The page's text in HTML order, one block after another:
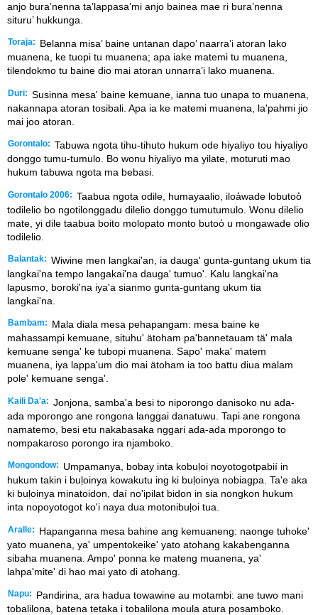
anjo bura’nenna ta’lappasa’mi anjo bainea mae ri bura’nenna
situru’ hukkunga.
Toraja:
Belanna misa’ baine untanan dapo’ naarra’i atoran lako
muanena, ke tuopi tu muanena; apa iake matemi tu muanena,
tilendokmo tu baine dio mai atoran unnarra’i lako muanena.
Duri: Susinna mesa' baine kemuane, ianna tuo unapa to muanena,
nakannapa atoran tosibali. Apa ia ke matemi muanena, la'pahmi jio
mai joo atoran.
Gorontalo: Tabuwa ngota tihu-tihuto hukum ode hiyaliyo tou hiyaliyo
donggo tumu-tumulo. Bo wonu hiyaliyo ma yilate, moturuti mao
hukum tabuwa ngota ma bebasi.
Gorontalo 2006: Taabua ngota odile, humayaalio, iloa̒wade lobutoo̒
todilelio bo ngotilonggadu dilelio donggo tumutumulo. Wonu dilelio
mate, yi dile taabua boito molopato monto butoo̒ u mongawade olio
todilelio.
Balantak: Wiwine men langkai'an, ia dauga' gunta-guntang ukum tia
langkai'na tempo langakai'na dauga' tumuo'. Kalu langkai'na
lapusmo, boroki'na iya'a sianmo gunta-guntang ukum tia
langkai'na.
Bambam:
Mala diala mesa pehapangam: mesa baine ke
mahassampi kemuane, situhu' ätoham pa'bannetauam tä' mala
kemuane senga' ke tubopi muanena. Sapo' maka' matem
muanena, iya lappa'um dio mai ätoham ia too battu diua malam
pole' kemuane senga'.
Kaili Da'a: Jonjona, samba'a besi to niporongo danisoko nu ada-
ada mporongo ane rongona langgai danatuwu. Tapi ane rongona
namatemo, besi etu nakabasaka nggari ada-ada mporongo to
nompakaroso porongo ira njamboko.
Mongondow:
Umpamanya, bobay inta kobuḷoi noyotogotpabií in
hukum takin i buḷoinya kowakutu ing ki buḷoinya nobiagpa. Ta'e aka
ki buḷoinya minatoidon, daí no'ipilat bidon in sia nongkon hukum
inta nopoyotogot ko'i naya dua motonibuḷoi tua.
Aralle:
Hapanganna mesa bahine ang kemuaneng: naonge tuhoke'
yato muanena, ya' umpentokeike' yato atohang kakabenganna
sibaha muanena. Ampo' ponna ke mateng muanena, ya'
lahpa'mite' di hao mai yato di atohang.
Napu:
Pandirina, ara hadua towawine au motambi: ane tuwo mani
tobalilona, batena tetaka i tobalilona moula atura posamboko.